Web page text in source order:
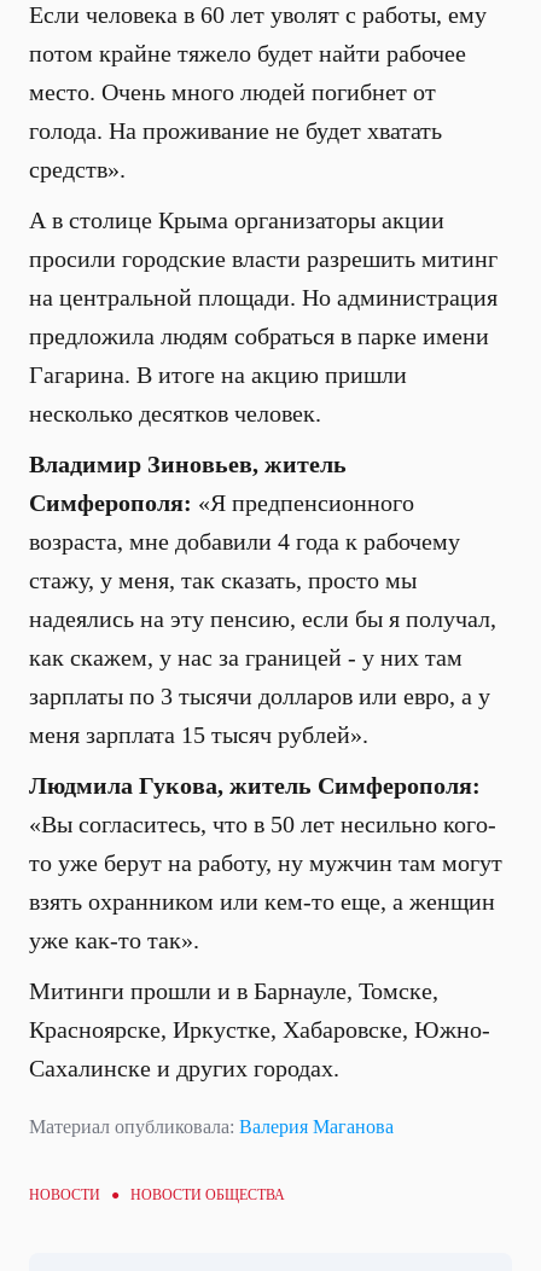
Если человека в 60 лет уволят с работы, ему
потом крайне тяжело будет найти рабочее
место. Очень много людей погибнет от
голода. На проживание не будет хватать
средств».
А в столице Крыма организаторы акции
просили городские власти разрешить митинг
на центральной площади. Но администрация
предложила людям собраться в парке имени
Гагарина. В итоге на акцию пришли
несколько десятков человек.
Владимир Зиновьев, житель
Симферополя: «Я предпенсионного
возраста, мне добавили 4 года к рабочему
стажу, у меня, так сказать, просто мы
надеялись на эту пенсию, если бы я получал,
как скажем, у нас за границей - у них там
зарплаты по 3 тысячи долларов или евро, а у
меня зарплата 15 тысяч рублей».
Людмила Гукова, житель Симферополя:
«Вы согласитесь, что в 50 лет несильно кого-
то уже берут на работу, ну мужчин там могут
взять охранником или кем-то еще, а женщин
уже как-то так».
Митинги прошли и в Барнауле, Томске,
Красноярске, Иркустке, Хабаровске, Южно-
Сахалинске и других городах.
Материал опубликовала: Валерия Маганова
НОВОСТИ ● НОВОСТИ ОБЩЕСТВА